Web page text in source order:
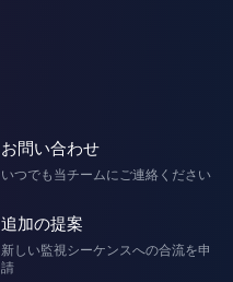
お問い合わせ
いつでも当チームにご連絡ください
追加の提案
新しい監視シーケンスへの合流を申
請